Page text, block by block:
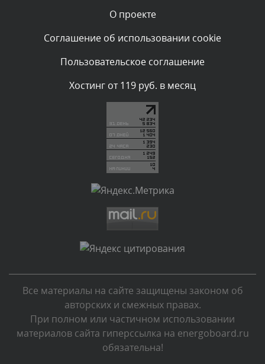
Комментарий проверяется
администратором.
Комментарий проверяется
Текст комментария будет виден после проверки
Комментарий проверяется
Текст комментария будет виден после проверки
администратором.
Текст комментария будет виден после проверки
администратором.
Комментарий проверяется
Текст комментария будет виден после проверки
администратором.
Сегодня, в 01:23
О проекте
Соглашение об использовании cookie
Пользовательское соглашение
Хостинг от 119 руб. в месяц
Все материалы на сайте защищены законом об
авторских и смежных правах.
При полном или частичном использовании
материалов сайта гиперссылка на energoboard.ru
обязательна!